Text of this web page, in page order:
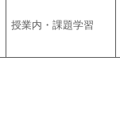
授業内・課題学習